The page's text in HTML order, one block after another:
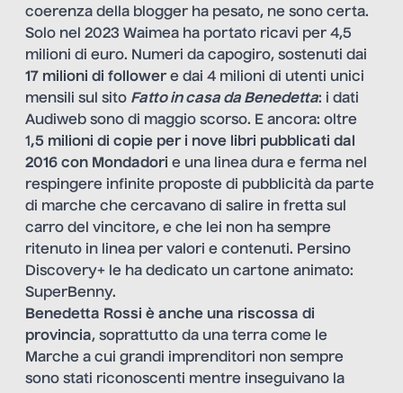
coerenza della blogger ha pesato, ne sono certa.
Solo nel 2023 Waimea ha portato ricavi per 4,5
milioni di euro. Numeri da capogiro, sostenuti dai
17 milioni di followere dai 4 milioni di utenti unici
mensili sul sito Fatto in casa da Benedetta: i dati
Audiweb sono di maggio scorso. E ancora: oltre
1,5 milioni di copie per i nove libri pubblicati dal
2016 con Mondadori e una linea dura e ferma nel
respingere infinite proposte di pubblicità da parte
di marche che cercavano di salire in fretta sul
carro del vincitore, e che lei non ha sempre
ritenuto in linea per valori e contenuti. Persino
Discovery+ le ha dedicato un cartone animato:
SuperBenny.
Benedetta Rossi è anche una riscossa di
provincia, soprattutto da una terra come le
Marche a cui grandi imprenditori non sempre
sono stati riconoscenti mentre inseguivano la